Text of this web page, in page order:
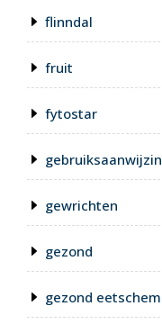
flinndal
fruit
fytostar
gewrichten
gezond
gezond